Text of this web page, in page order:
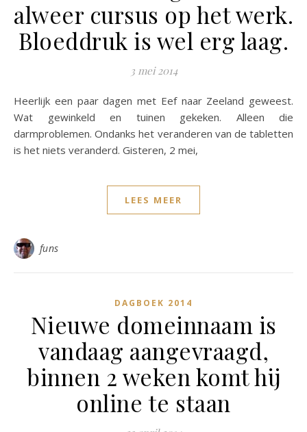
alweer cursus op het werk.
Bloeddruk is wel erg laag.
3 mei 2014
Heerlijk een paar dagen met Eef naar Zeeland geweest.
Wat gewinkeld en tuinen gekeken. Alleen die
darmproblemen. Ondanks het veranderen van de tabletten
is het niets veranderd. Gisteren, 2 mei,
LEES MEER
funs
DAGBOEK 2014
Nieuwe domeinnaam is
vandaag aangevraagd,
binnen 2 weken komt hij
online te staan